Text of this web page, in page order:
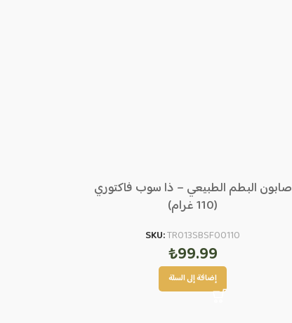
صابون البطم الطبيعي – ذا سوب فاكتوري
(110 غرام)
SKU:TR013SBSF00110
₺99.99
إضافة إلى السلة